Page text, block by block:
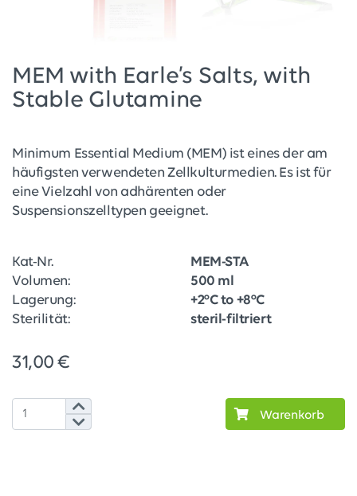
MEM with Earle’s Salts, with
Stable Glutamine
Minimum Essential Medium (MEM) ist eines der am
häufigsten verwendeten Zellkulturmedien. Es ist für
eine Vielzahl von adhärenten oder
Suspensionszelltypen geeignet.
Kat-Nr.
MEM-STA
Volumen:
500 ml
Lagerung:
+2°C to +8°C
Sterilität:
steril-filtriert
31,00 €
Warenkorb